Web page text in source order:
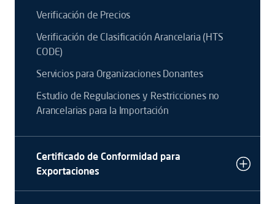
Verificación de Precios
Verificación de Clasificación Arancelaria (HTS
CODE)
Servicios para Organizaciones Donantes
Estudio de Regulaciones y Restricciones no
Arancelarias para la Importación
Certificado de Conformidad para
Exportaciones